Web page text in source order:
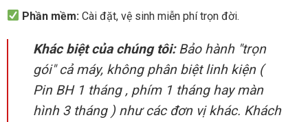
Phần mềm: Cài đặt, vệ sinh miễn phí trọn đời.
Khác biệt của chúng tôi:Bảo hành "trọn
gói" cả máy, không phân biệt linh kiện (
Pin BH 1 tháng , phím 1 tháng hay màn
hình 3 tháng ) như các đơn vị khác. Khách